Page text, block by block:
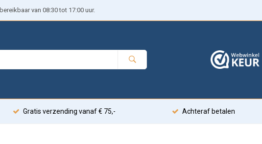
van 08:30 tot 17:00 uur.
Gratis verzending vanaf € 75,- Achteraf betalen